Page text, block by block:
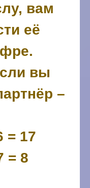
вам
её
вы
–
= 17
= 8